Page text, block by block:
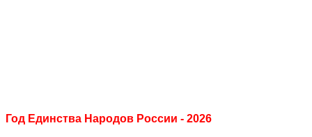
Год Единства Народов России - 2026